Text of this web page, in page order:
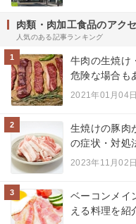
肉類・肉加工食品のアク
人気のある記事ランキング
1
牛肉の生焼け
危険な場合も
2021年01月04日
2
生焼けの豚肉
の症状・対処
2023年11月02日
3
ベーコンメイ
える料理を紹